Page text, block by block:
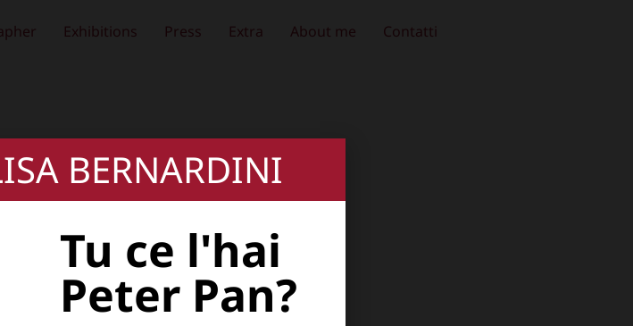
Exhibitions Press Extra About me Contatti
BERNARDINI
Tu ce l'hai
Peter Pan?